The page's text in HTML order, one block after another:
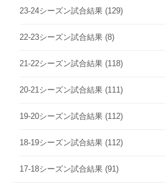
23-24シーズン試合結果 (129)
22-23シーズン試合結果 (8)
21-22シーズン試合結果 (118)
20-21シーズン試合結果 (111)
19-20シーズン試合結果 (112)
18-19シーズン試合結果 (112)
17-18シーズン試合結果 (91)